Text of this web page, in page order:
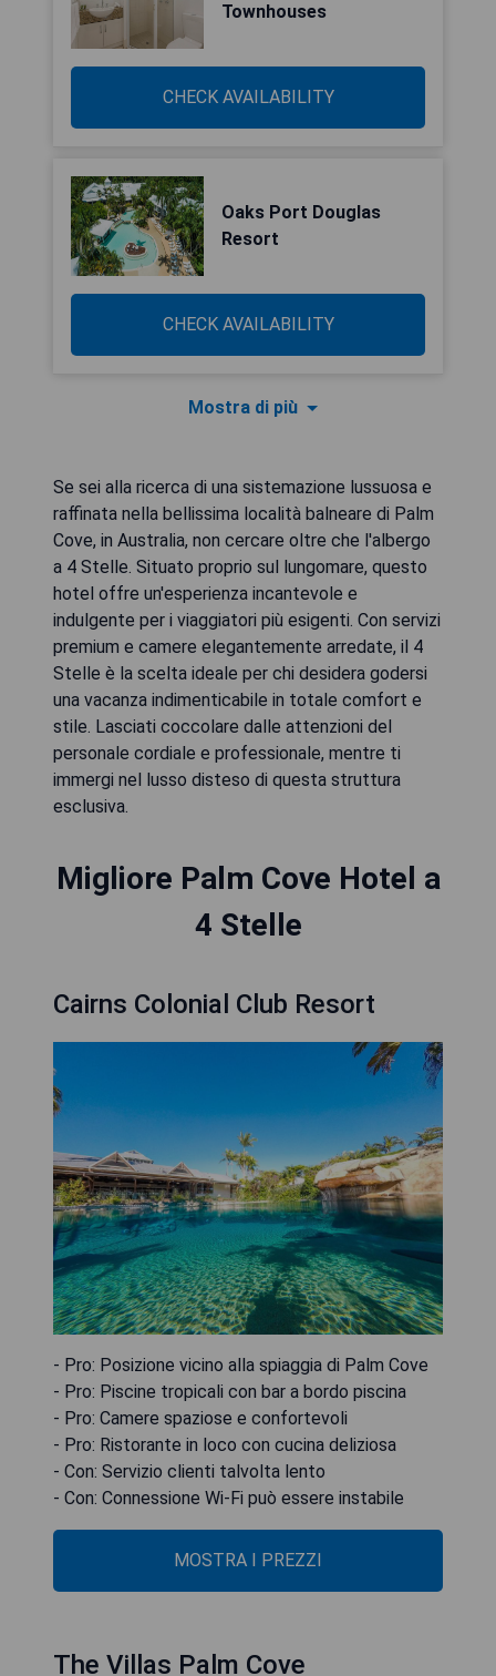
Townhouses
CHECK AVAILABILITY
Oaks Port Douglas
Resort
CHECK AVAILABILITY
Mostra di più
Se sei alla ricerca di una sistemazione lussuosa e
raffinata nella bellissima località balneare di Palm
Cove, in Australia, non cercare oltre che l'albergo
a 4 Stelle. Situato proprio sul lungomare, questo
hotel offre un'esperienza incantevole e
indulgente per i viaggiatori più esigenti. Con servizi
premium e camere elegantemente arredate, il 4
Stelle è la scelta ideale per chi desidera godersi
una vacanza indimenticabile in totale comfort e
stile. Lasciati coccolare dalle attenzioni del
personale cordiale e professionale, mentre ti
immergi nel lusso disteso di questa struttura
esclusiva.
Migliore Palm Cove Hotel a
4 Stelle
Cairns Colonial Club Resort
- Pro: Posizione vicino alla spiaggia di Palm Cove
- Pro: Piscine tropicali con bar a bordo piscina
- Pro: Camere spaziose e confortevoli
- Pro: Ristorante in loco con cucina deliziosa
- Con: Servizio clienti talvolta lento
- Con: Connessione Wi-Fi può essere instabile
MOSTRA I PREZZI
The Villas Palm Cove